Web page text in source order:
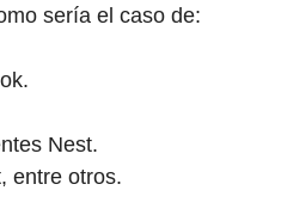
sería el caso de:
Nest.
entre otros.